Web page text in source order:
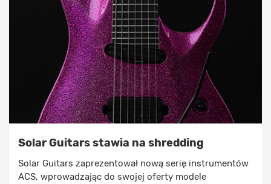
Solar Guitars stawia na shredding
Solar Guitars zaprezentował nową serię instrumentów
ACS, wprowadzając do swojej oferty modele